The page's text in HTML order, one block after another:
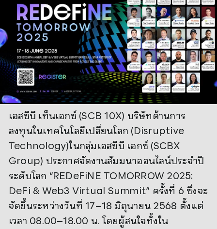
เอสซีบี เท็นเอกซ์ (SCB 10X) บริษัทด้านการ
ลงทุนในเทคโนโลยีเปลี่ยนโลก (Disruptive
Technology)ในกลุ่มเอสซีบี เอกซ์ (SCBX
Group) ประกาศจัดงานสัมมนาออนไลน์ประจำปี
ระดับโลก “REDeFiNE TOMORROW 2025:
DeFi & Web3 Virtual Summit” ครั้งที่ 6 ซึ่งจะ
จัดขึ้นระหว่างวันที่ 17–18 มิถุนายน 2568 ตั้งแต่
เวลา 08.00–18.00 น. โดยผู้สนใจทั้งใน